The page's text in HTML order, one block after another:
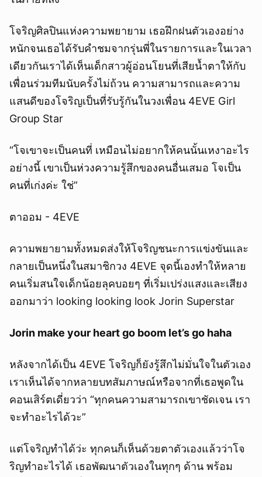
โจริญศิลปินแห่งความพยายาม เธอฝึกฝนตัวเองอย่าง
หนักจนเธอได้รับคำชมจากรุ่นพี่ในรายการและในเวลา
เดียวกันเราได้เห็นเด็กสาวผู้อ่อนโยนที่เสียน้ำตาให้กับ
เพื่อนร่วมทีมนับครั้งไม่ถ้วน ความสามารถและความ
แสนดีของโจริญเป็นที่รับรู้กันในวงเพื่อน 4EVE Girl
Group Star
“โจเขาจะเป็นคนที่ เหมือนไม่อยากให้คนนั้นเหงาอะไร
อย่างนี้ เขาเป็นห่วงความรู้สึกของคนอื่นเสมอ โจเป็น
คนที่เก่งค่ะ ใช่”
ตาออม - 4EVE
ความพยายามทั้งหมดส่งให้โจริญชนะการแข่งขันและ
กลายเป็นหนึ่งในสมาชิกวง 4EVE จุดนี้เองทำให้หลาย
คนเริ่มสนใจเด็กน้อยลุคบอยๆ ที่เริ่มเปร่งแสงและเสียง
ออกมาว่า looking looking look Jorin Superstar
Jorin make your heart go boom let’s go haha
หลังจากได้เป็น 4EVE โจริญก็ยังรู้สึกไม่มั่นใจในตัวเอง
เราเห็นได้จากหลายบทสัมภาษณ์หรือจากที่เธอพูดใน
คอนเสิร์ตเดี่ยวว่า “ทุกคนความสามารถเขาชัดเจน เรา
จะทำอะไรได้วะ”
แต่โจริญทำได้ว่ะ ทุกคนก็เห็นด้วยตาตัวเองแล้วว่าโจ
ริญทำอะไรได้ เธอพัฒนาตัวเองในทุกๆ ด้าน พร้อม